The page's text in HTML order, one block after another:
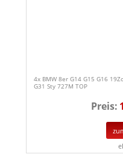
4x BMW 8er G14 G15 G16
G31 Sty 727M TOP
Preis: